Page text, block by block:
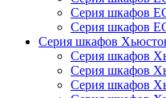
Серия шкафов
Серия шкафов
Серия шкафов
Серия шкафов
Серия шкафов
Серия шкафов